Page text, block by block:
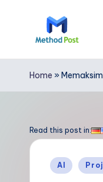
M
e
h
Home »
Read this post in:
Posted
AI